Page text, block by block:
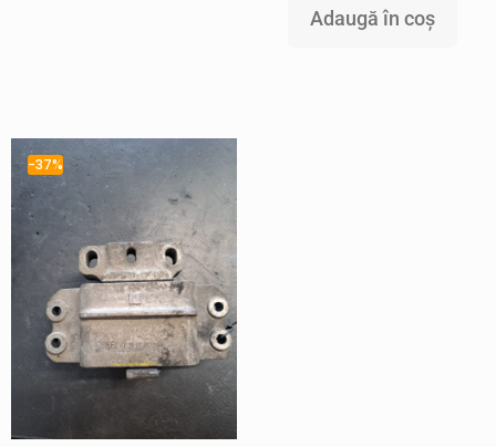
Adaugă în coș
-37%